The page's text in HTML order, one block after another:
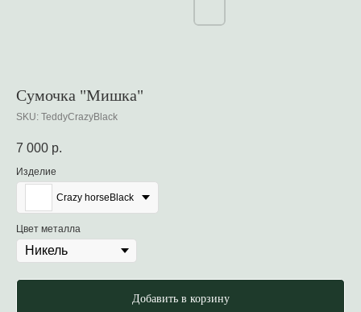
Сумочка "Мишка"
SKU: TeddyCrazyBlack
7 000 р.
Изделие
Crazy horseBlack
Цвет металла
Добавить в корзину